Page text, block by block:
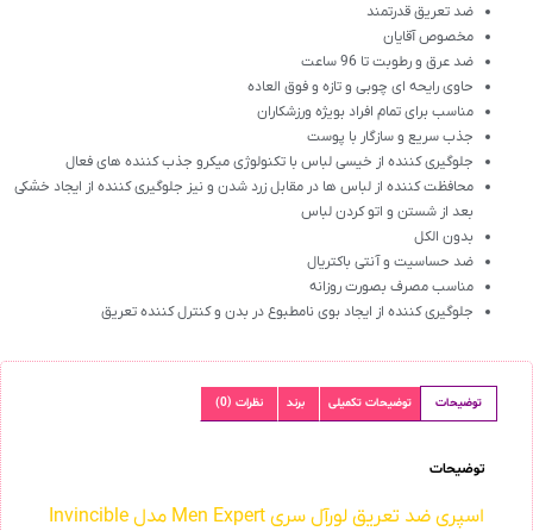
ضد تعریق قدرتمند
مخصوص آقایان
ضد عرق و رطوبت تا 96 ساعت
حاوی رایحه ای چوبی و تازه و فوق العاده
مناسب برای تمام افراد بویژه ورزشکاران
جذب سریع و سازگار با پوست
جلوگیری کننده از خیسی لباس با تکنولوژی میکرو جذب کننده های فعال
محافظت کننده از لباس ها در مقابل زرد شدن و نیز جلوگیری کننده از ایجاد خشکی
بعد از شستن و اتو کردن لباس
بدون الکل
ضد حساسیت و آنتی باکتریال
مناسب مصرف بصورت روزانه
جلوگیری کننده از ایجاد بوی نامطبوع در بدن و کنترل کننده تعریق
توضیحات توضیحات تکمیلی برند نظرات (0)
توضیحات
اسپری ضد تعریق لورآل سری Men Expert مدل Invincible